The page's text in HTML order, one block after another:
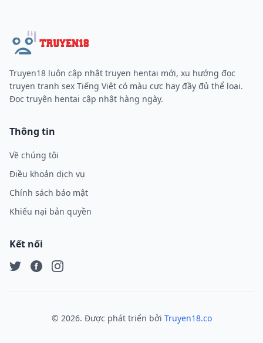
Truyen18 luôn cập nhật truyen hentai mới, xu hướng đọc
truyen tranh sex Tiếng Việt có màu cực hay đầy đủ thể loại.
Đọc truyện hentai cập nhật hàng ngày.
Thông tin
Về chúng tôi
Điều khoản dịch vụ
Chính sách bảo mật
Khiếu nại bản quyền
Kết nối
© 2026. Được phát triển bởi Truyen18.co